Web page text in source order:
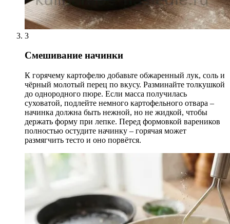
3
Смешивание начинки
К горячему картофелю добавьте обжаренный лук, соль и
чёрный молотый перец по вкусу. Разминайте толкушкой
до однородного пюре. Если масса получилась
суховатой, подлейте немного картофельного отвара –
начинка должна быть нежной, но не жидкой, чтобы
держать форму при лепке. Перед формовкой вареников
полностью остудите начинку – горячая может
размягчить тесто и оно порвётся.